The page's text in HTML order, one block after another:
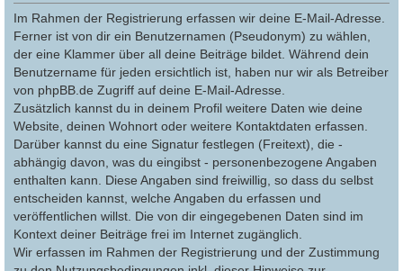
Im Rahmen der Registrierung erfassen wir deine E-Mail-Adresse.
Ferner ist von dir ein Benutzernamen (Pseudonym) zu wählen,
der eine Klammer über all deine Beiträge bildet. Während dein
Benutzername für jeden ersichtlich ist, haben nur wir als Betreiber
von phpBB.de Zugriff auf deine E-Mail-Adresse.
Zusätzlich kannst du in deinem Profil weitere Daten wie deine
Website, deinen Wohnort oder weitere Kontaktdaten erfassen.
Darüber kannst du eine Signatur festlegen (Freitext), die -
abhängig davon, was du eingibst - personenbezogene Angaben
enthalten kann. Diese Angaben sind freiwillig, so dass du selbst
entscheiden kannst, welche Angaben du erfassen und
veröffentlichen willst. Die von dir eingegebenen Daten sind im
Kontext deiner Beiträge frei im Internet zugänglich.
Wir erfassen im Rahmen der Registrierung und der Zustimmung